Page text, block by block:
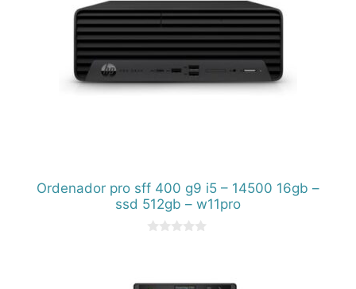
Ordenador pro sff 400 g9 i5 – 14500 16gb –
ssd 512gb – w11pro